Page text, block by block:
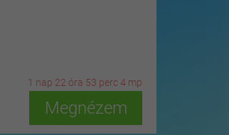
1 nap 22 óra 53 perc2 mp
Megnézem